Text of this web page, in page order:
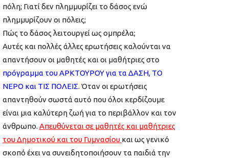
πόλη; Γιατί δεν πλημμυρίζει το δάσος ενώ
πλημμυρίζουν οι πόλεις;
Πώς το δάσος λειτουργεί ως ομπρέλα;
Αυτές και πολλές άλλες ερωτήσεις καλούνται να
απαντήσουν οι μαθητές και οι μαθήτριες στο
πρόγραμμα του ΑΡΚΤΟΥΡΟΥ για τα ΔΑΣΗ, ΤΟ
ΝΕΡΟ και ΤΙΣ ΠΟΛΕΙΣ. Όταν οι ερωτήσεις
απαντηθούν σωστά αυτό που όλοι κερδίζουμε
είναι μια καλύτερη ζωή για το περιβάλλον και τον
άνθρωπο. Απευθύνεται σε μαθητές και μαθήτριες
του Δημοτικού και του Γυμνασίου και ως γενικό
σκοπό έχει να συνειδητοποιήσουν τα παιδιά την